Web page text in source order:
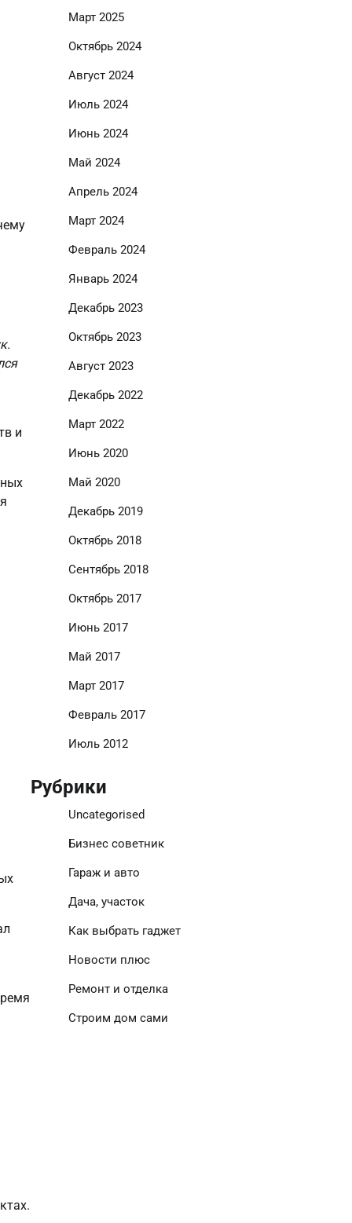
и
Март 2025
Октябрь 2024
Август 2024
Июль 2024
Июнь 2024
Май 2024
Апрель 2024
Март 2024
Февраль 2024
Январь 2024
Декабрь 2023
Октябрь 2023
Август 2023
Декабрь 2022
Март 2022
Июнь 2020
Май 2020
Декабрь 2019
Октябрь 2018
Сентябрь 2018
Октябрь 2017
Июнь 2017
Май 2017
Март 2017
Февраль 2017
Июль 2012
Рубрики
Uncategorised
Бизнес советник
Гараж и авто
Дача, участок
Как выбрать гаджет
Новости плюс
Ремонт и отделка
Строим дом сами